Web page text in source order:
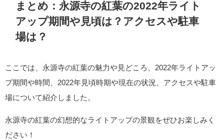
まとめ：永源寺の紅葉の2022年ライト
アップ期間や見頃は？アクセスや駐車
場は？
ここでは、永源寺の紅葉の魅力や見どころ、2022年ライトアッ
プ期間や時間、2022年見頃時期や現在の状況、アクセスや駐車
場について紹介しました。
永源寺の紅葉の幻想的なライトアップの景観をぜひお楽しみく
ださい！